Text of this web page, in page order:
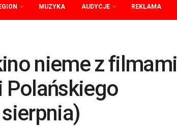
MUZYKA AUDYCJE REKLAMA
nieme z filmami